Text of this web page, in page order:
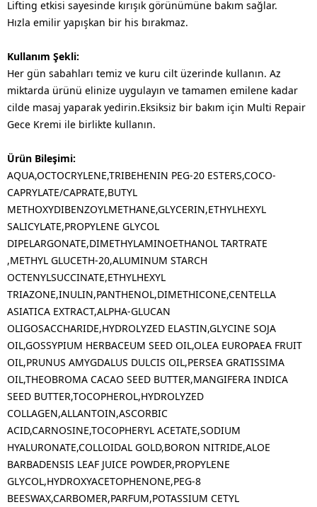
Lifting etkisi sayesinde kırışık görünümüne bakım sağlar.
Hızla emilir yapışkan bir his bırakmaz.
Kullanım Şekli:
Her gün sabahları temiz ve kuru cilt üzerinde kullanın. Az
miktarda ürünü elinize uygulayın ve tamamen emilene kadar
cilde masaj yaparak yedirin.Eksiksiz bir bakım için Multi Repair
Gece Kremi ile birlikte kullanın.
Ürün Bileşimi:
AQUA,OCTOCRYLENE,TRIBEHENIN PEG-20 ESTERS,COCO-
CAPRYLATE/CAPRATE,BUTYL
METHOXYDIBENZOYLMETHANE,GLYCERIN,ETHYLHEXYL
SALICYLATE,PROPYLENE GLYCOL
DIPELARGONATE,DIMETHYLAMINOETHANOL TARTRATE
,METHYL GLUCETH-20,ALUMINUM STARCH
OCTENYLSUCCINATE,ETHYLHEXYL
TRIAZONE,INULIN,PANTHENOL,DIMETHICONE,CENTELLA
ASIATICA EXTRACT,ALPHA-GLUCAN
OLIGOSACCHARIDE,HYDROLYZED ELASTIN,GLYCINE SOJA
OIL,GOSSYPIUM HERBACEUM SEED OIL,OLEA EUROPAEA FRUIT
OIL,PRUNUS AMYGDALUS DULCIS OIL,PERSEA GRATISSIMA
OIL,THEOBROMA CACAO SEED BUTTER,MANGIFERA INDICA
SEED BUTTER,TOCOPHEROL,HYDROLYZED
COLLAGEN,ALLANTOIN,ASCORBIC
ACID,CARNOSINE,TOCOPHERYL ACETATE,SODIUM
HYALURONATE,COLLOIDAL GOLD,BORON NITRIDE,ALOE
BARBADENSIS LEAF JUICE POWDER,PROPYLENE
GLYCOL,HYDROXYACETOPHENONE,PEG-8
BEESWAX,CARBOMER,PARFUM,POTASSIUM CETYL